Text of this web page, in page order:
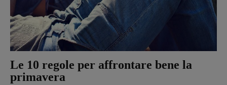
cultura
tendenze
Le 10 regole per affrontare bene la
primavera